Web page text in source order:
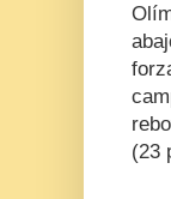
(23